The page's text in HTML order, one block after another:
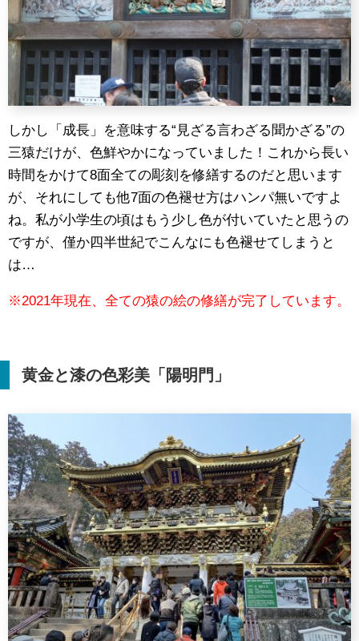
しかし「成長」を意味する“見ざる言わざる聞かざる”の
三猿だけが、色鮮やかになっていました！これから長い
時間をかけて8面全ての彫刻を修繕するのだと思います
が、それにしても他7面の色褪せ方はハンパ無いですよ
ね。私が小学生の頃はもう少し色が付いていたと思うの
ですが、僅か四半世紀でこんなにも色褪せてしまうと
は…
※2021年現在、全ての猿の絵の修繕が完了しています。
黄金と漆の色彩美「陽明門」